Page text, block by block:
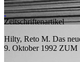
Zeitschriftenartikel
Hilty, Reto M. Das
9. Oktober 1992 ZUM